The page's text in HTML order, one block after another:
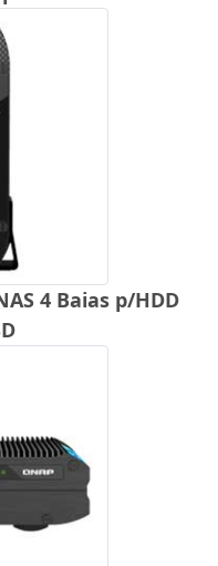
4 Baias p/HDD